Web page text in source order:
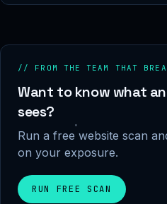
// FROM THE TEAM THAT
Want to know what
sees?
Run a free website scan
on your exposure.
RUN FREE SCAN